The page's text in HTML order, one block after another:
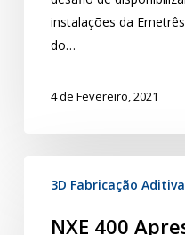
instalações da
do…
4 de Fevereiro, 2021
3D Fabricação Aditiva
NXE 400